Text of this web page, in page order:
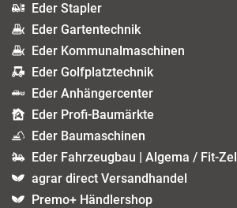
Eder Stapler
Eder Gartentechnik
Eder Kommunalmaschinen
Eder Golfplatztechnik
Eder Anhängercenter
Eder Profi-Baumärkte
Eder Baumaschinen
Eder Fahrzeugbau | Algema / Fit-Zel
agrar direct Versandhandel
Premo+ Händlershop